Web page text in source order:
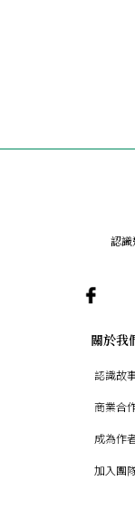
認識
關於我
認識故
商業合
成為作
加入團